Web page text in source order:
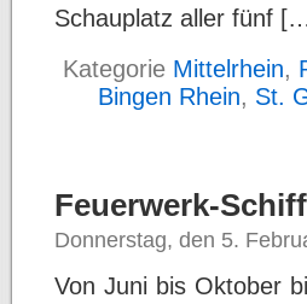
Schauplatz aller fünf
Kategorie Mittelrhein,
Bingen Rhein, St.
Feuerwerk-
Donnerstag, den 5.
Von Juni bis Oktober